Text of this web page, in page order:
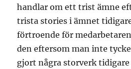
handlar om ett trist ämne
trista stories i ämnet
förtroende för
den eftersom man inte
gjort några storverk